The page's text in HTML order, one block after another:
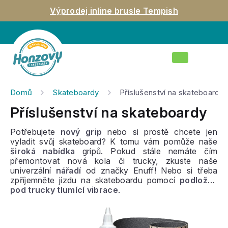
obsah
Výprodej inline brusle Tempish
Nákupní
Domů Skateboardy Příslušenství na skateboardy
Příslušenství na skateboardy
Potřebujete nový grip nebo si prostě chcete jen
vyladit svůj skateboard? K tomu vám pomůže naše
široká nabídka gripů. Pokud stále nemáte čím
přemontovat nová kola či trucky, zkuste naše
univerzální nářadí od značky Enuff! Nebo si třeba
zpříjemněte jízdu na skateboardu pomocí podložek
pod trucky tlumící vibrace.